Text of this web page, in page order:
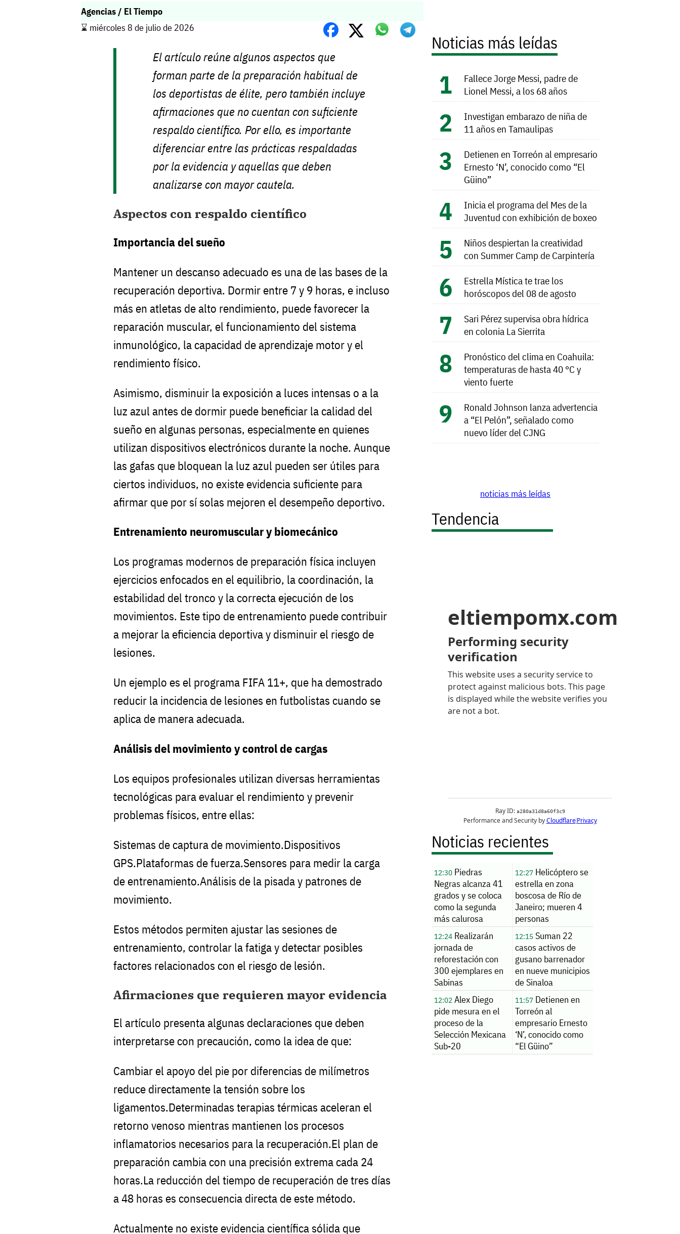
Agencias / El Tiempo
⌛️ miércoles 8 de julio de 2026
El artículo reúne algunos aspectos que
forman parte de la preparación habitual de
los deportistas de élite, pero también incluye
afirmaciones que no cuentan con suficiente
respaldo científico. Por ello, es importante
diferenciar entre las prácticas respaldadas
por la evidencia y aquellas que deben
analizarse con mayor cautela.
Aspectos con respaldo científico
Importancia del sueño
Mantener un descanso adecuado es una de las bases de la
recuperación deportiva. Dormir entre 7 y 9 horas, e incluso
más en atletas de alto rendimiento, puede favorecer la
reparación muscular, el funcionamiento del sistema
inmunológico, la capacidad de aprendizaje motor y el
rendimiento físico.
Asimismo, disminuir la exposición a luces intensas o a la
luz azul antes de dormir puede beneficiar la calidad del
sueño en algunas personas, especialmente en quienes
utilizan dispositivos electrónicos durante la noche. Aunque
las gafas que bloquean la luz azul pueden ser útiles para
ciertos individuos, no existe evidencia suficiente para
afirmar que por sí solas mejoren el desempeño deportivo.
Entrenamiento neuromuscular y biomecánico
Los programas modernos de preparación física incluyen
ejercicios enfocados en el equilibrio, la coordinación, la
estabilidad del tronco y la correcta ejecución de los
movimientos. Este tipo de entrenamiento puede contribuir
a mejorar la eficiencia deportiva y disminuir el riesgo de
lesiones.
Un ejemplo es el programa FIFA 11+, que ha demostrado
reducir la incidencia de lesiones en futbolistas cuando se
aplica de manera adecuada.
Análisis del movimiento y control de cargas
Los equipos profesionales utilizan diversas herramientas
tecnológicas para evaluar el rendimiento y prevenir
problemas físicos, entre ellas:
Sistemas de captura de movimiento.Dispositivos
GPS.Plataformas de fuerza.Sensores para medir la carga
de entrenamiento.Análisis de la pisada y patrones de
movimiento.
Estos métodos permiten ajustar las sesiones de
entrenamiento, controlar la fatiga y detectar posibles
factores relacionados con el riesgo de lesión.
Afirmaciones que requieren mayor evidencia
El artículo presenta algunas declaraciones que deben
interpretarse con precaución, como la idea de que:
Cambiar el apoyo del pie por diferencias de milímetros
reduce directamente la tensión sobre los
ligamentos.Determinadas terapias térmicas aceleran el
retorno venoso mientras mantienen los procesos
inflamatorios necesarios para la recuperación.El plan de
preparación cambia con una precisión extrema cada 24
horas.La reducción del tiempo de recuperación de tres días
a 48 horas es consecuencia directa de este método.
Actualmente no existe evidencia científica sólida que
Noticias más leídas
Fallece Jorge Messi, padre de
Lionel Messi, a los 68 años
Investigan embarazo de niña de
11 años en Tamaulipas
Detienen en Torreón al empresario
Ernesto ‘N’, conocido como “El
Güino”
Inicia el programa del Mes de la
Juventud con exhibición de boxeo
Niños despiertan la creatividad
con Summer Camp de Carpintería
Estrella Mística te trae los
horóscopos del 08 de agosto
Sari Pérez supervisa obra hídrica
en colonia La Sierrita
Pronóstico del clima en Coahuila:
temperaturas de hasta 40 °C y
viento fuerte
Ronald Johnson lanza advertencia
a “El Pelón”, señalado como
nuevo líder del CJNG
noticias más leídas
Tendencia
Noticias recientes
12:30 Piedras
Negras alcanza 41
grados y se coloca
como la segunda
más calurosa
12:27Helicóptero se
estrella en zona
boscosa de Río de
Janeiro; mueren 4
personas
12:24 Realizarán
jornada de
reforestación con
300 ejemplares en
Sabinas
12:15Suman 22
casos activos de
gusano barrenador
en nueve municipios
de Sinaloa
12:02 Alex Diego
pide mesura en el
proceso de la
Selección Mexicana
Sub-20
11:57Detienen en
Torreón al
empresario Ernesto
‘N’, conocido como
“El Güino”